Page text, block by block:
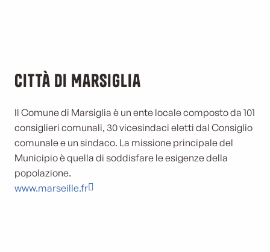
Città di Marsiglia
Il Comune di Marsiglia è un ente locale composto da 101
consiglieri comunali, 30 vicesindaci eletti dal Consiglio
comunale e un sindaco. La missione principale del
Municipio è quella di soddisfare le esigenze della
popolazione.
www.marseille.fr